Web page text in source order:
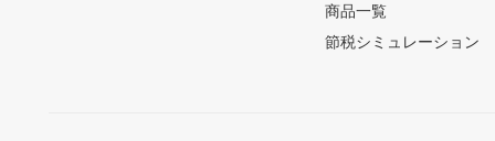
商品一覧
節税シミュレーション